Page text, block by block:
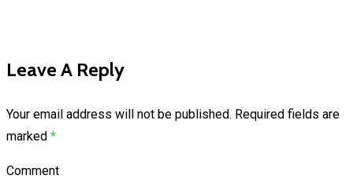
Leave A Reply
Your email address will not be published. Required fields are
marked *
Comment